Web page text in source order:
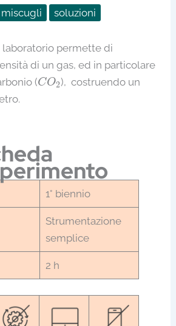
miscugli soluzioni
permette di
di un gas, ed in particolare
(CO2
CO2), costruendo un
1° biennio
Strumentazione
semplice
2 h